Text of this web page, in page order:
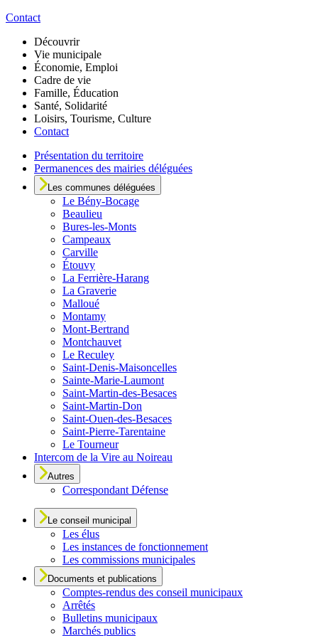
Contact
Découvrir
Vie municipale
Économie, Emploi
Cadre de vie
Famille, Éducation
Santé, Solidarité
Loisirs, Tourisme, Culture
Contact
Présentation du territoire
Permanences des mairies déléguées
Les communes déléguées
Le Bény-Bocage
Beaulieu
Bures-les-Monts
Campeaux
Carville
Étouvy
La Ferrière-Harang
La Graverie
Malloué
Montamy
Mont-Bertrand
Montchauvet
Le Reculey
Saint-Denis-Maisoncelles
Sainte-Marie-Laumont
Saint-Martin-des-Besaces
Saint-Martin-Don
Saint-Ouen-des-Besaces
Saint-Pierre-Tarentaine
Le Tourneur
Intercom de la Vire au Noireau
Autres
Correspondant Défense
Le conseil municipal
Les élus
Les instances de fonctionnement
Les commissions municipales
Documents et publications
Comptes-rendus des conseil municipaux
Arrêtés
Bulletins municipaux
Marchés publics